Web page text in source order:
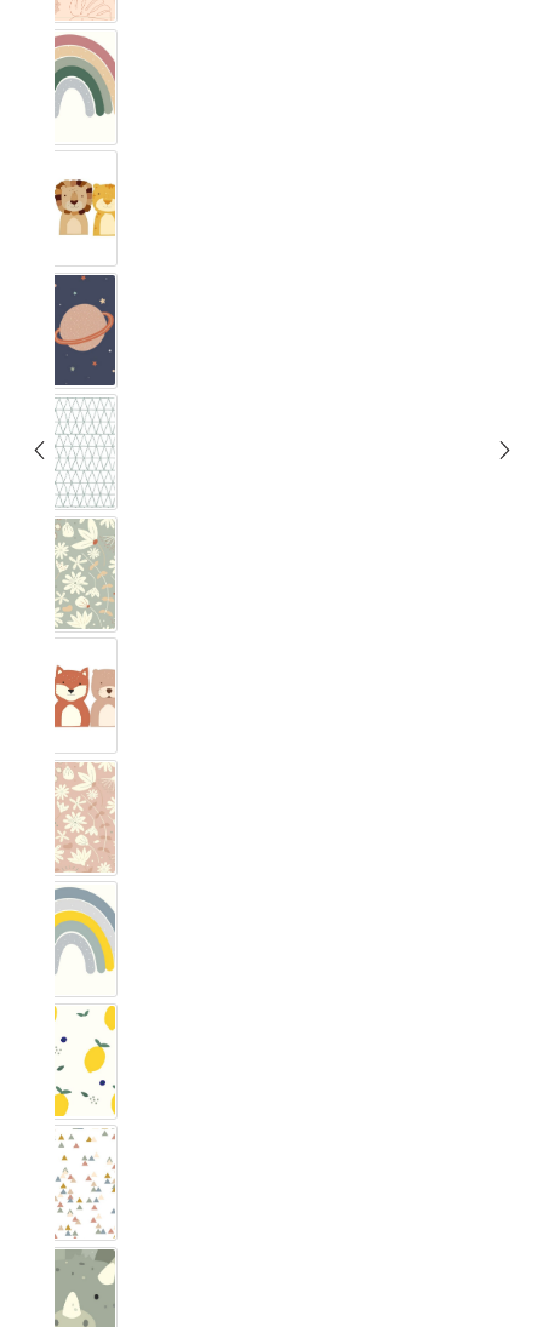
Regenbogen Rosenholz
Safari
Unendlig
Musta
Blumig Eukalyptus
Wald
Blumig Blush
Regenbogen Nordisch Blau
Zitronig
Trianglig Pastell
Dino